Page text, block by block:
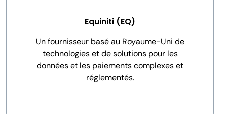
Equiniti (EQ)
Un fournisseur basé au Royaume-Uni de
technologies et de solutions pour les
données et les paiements complexes et
réglementés.